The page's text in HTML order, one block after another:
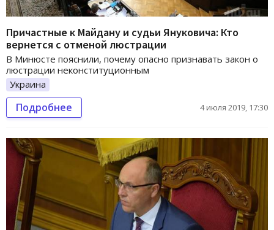
Причастные к Майдану и судьи Януковича: Кто
вернется с отменой люстрации
В Минюсте пояснили, почему опасно признавать закон о
люстрации неконституционным
Украина
Подробнее 4 июля 2019, 17:30